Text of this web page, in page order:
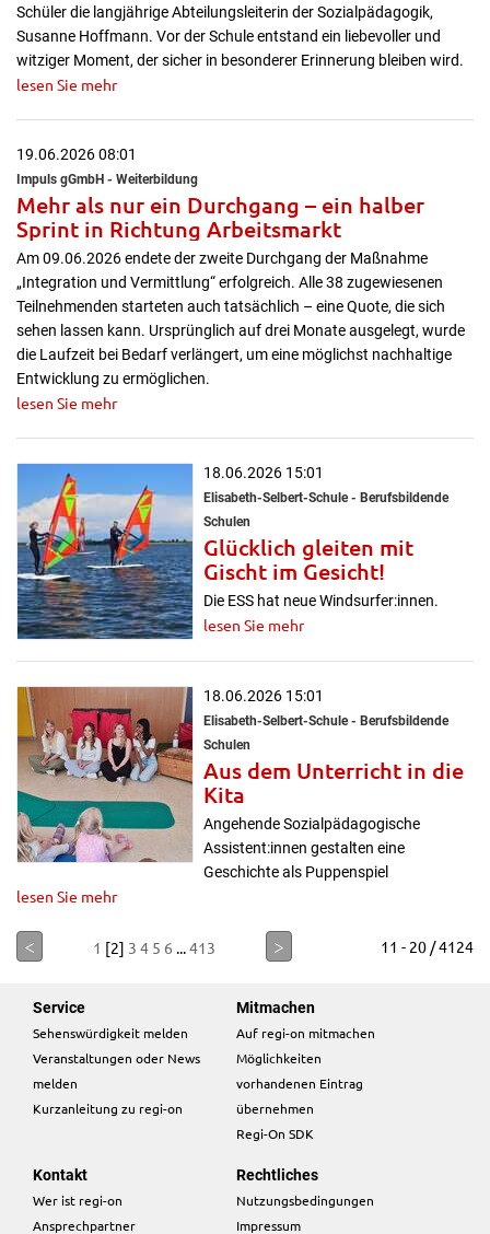
Schüler die langjährige Abteilungsleiterin der Sozialpädagogik,
Susanne Hoffmann. Vor der Schule entstand ein liebevoller und
witziger Moment, der sicher in besonderer Erinnerung bleiben wird.
lesen Sie mehr
19.06.2026 08:01
Impuls gGmbH - Weiterbildung
Mehr als nur ein Durchgang – ein halber
Sprint in Richtung Arbeitsmarkt
Am 09.06.2026 endete der zweite Durchgang der Maßnahme
„Integration und Vermittlung“ erfolgreich. Alle 38 zugewiesenen
Teilnehmenden starteten auch tatsächlich – eine Quote, die sich
sehen lassen kann. Ursprünglich auf drei Monate ausgelegt, wurde
die Laufzeit bei Bedarf verlängert, um eine möglichst nachhaltige
Entwicklung zu ermöglichen.
lesen Sie mehr
18.06.2026 15:01
Elisabeth-Selbert-Schule - Berufsbildende
Schulen
Glücklich gleiten mit
Gischt im Gesicht!
Die ESS hat neue Windsurfer:innen.
lesen Sie mehr
18.06.2026 15:01
Elisabeth-Selbert-Schule - Berufsbildende
Schulen
Aus dem Unterricht in die
Kita
Angehende Sozialpädagogische
Assistent:innen gestalten eine
Geschichte als Puppenspiel
lesen Sie mehr
< 1 [2] 3 4 5 6 ...413 > 11 - 20 / 4124
Service
Sehenswürdigkeit melden
Veranstaltungen oder News
melden
Kurzanleitung zu regi-on
Mitmachen
Auf regi-on mitmachen
Möglichkeiten
vorhandenen Eintrag
übernehmen
Regi-On SDK
Kontakt
Wer ist regi-on
Ansprechpartner
Rechtliches
Nutzungsbedingungen
Impressum